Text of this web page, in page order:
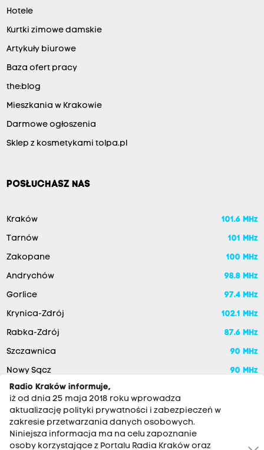
Hotele
Kurtki zimowe damskie
Artykuły biurowe
Baza ofert pracy
the:blog
Mieszkania w Krakowie
Darmowe ogłoszenia
Sklep z kosmetykami tolpa.pl
POSŁUCHASZ NAS
Kraków 101.6 MHz
Tarnów 101 MHz
Zakopane 100 MHz
Andrychów 98.8 MHz
Gorlice 97.4 MHz
Krynica-Zdrój 102.1 MHz
Rabka-Zdrój 87.6 MHz
Szczawnica 90 MHz
Nowy Sącz
90 MHz
Radio Kraków informuje,
iż od dnia 25 maja 2018 roku wprowadza
aktualizację polityki prywatności i zabezpieczeń w
zakresie przetwarzania danych osobowych.
Niniejsza informacja ma na celu zapoznanie
osoby korzystające z Portalu Radia Kraków oraz